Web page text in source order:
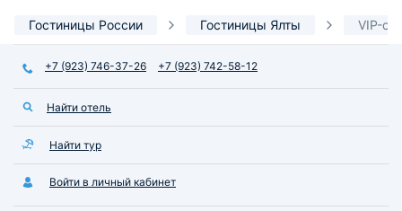
Гостиницы России Гостиницы Ялты VIP-
+7 (923) 746-37-26 +7 (923) 742-58-12
Найти отель
Найти тур
Войти в личный кабинет